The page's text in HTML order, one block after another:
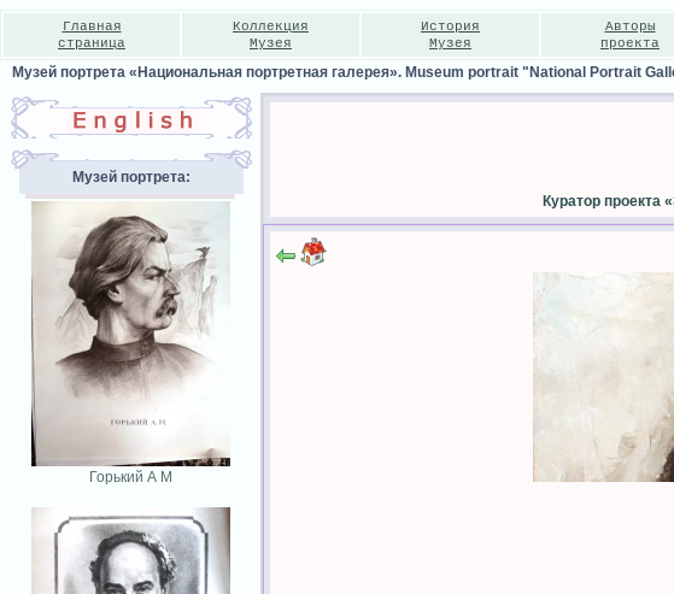
Главная
страница
Коллекция
Музея
История
Музея
Авторы
проекта
Музей портрета «Национальная портретная галерея». Museum portrait "National Portrait
Музей портрета:
Горький А М
Куратор проекта